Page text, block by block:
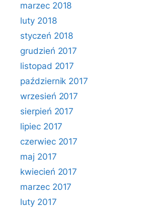
marzec 2018
luty 2018
styczeń 2018
grudzień 2017
listopad 2017
październik 2017
wrzesień 2017
sierpień 2017
lipiec 2017
czerwiec 2017
maj 2017
kwiecień 2017
marzec 2017
luty 2017